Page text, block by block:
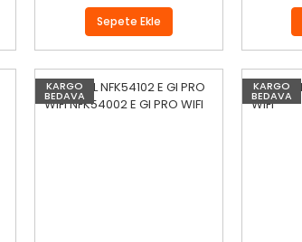
Sepete Ekle
KARGO
BEDAVA
KARGO
BEDAVA